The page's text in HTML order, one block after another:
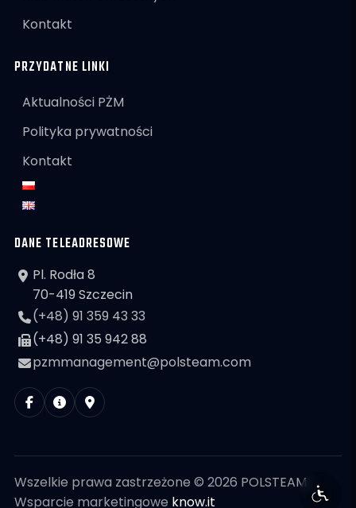
Kontakt
PRZYDATNE LINKI
Aktualności PŻM
Polityka prywatności
Kontakt
DANE TELEADRESOWE
Pl. Rodła 8
70-419 Szczecin
(+48) 91 359 43 33
(+48) 91 35 942 88
pzmmanagement@polsteam.com
Wszelkie prawa zastrzeżone © 2026 POLSTEAM
Wsparcie marketingowe know.it